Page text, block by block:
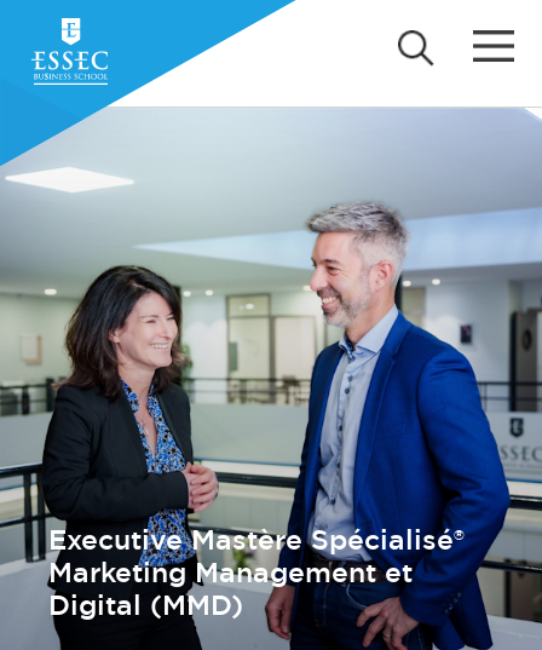
Executive Mastère Spécialisé®
Marketing Management et
Digital (MMD)